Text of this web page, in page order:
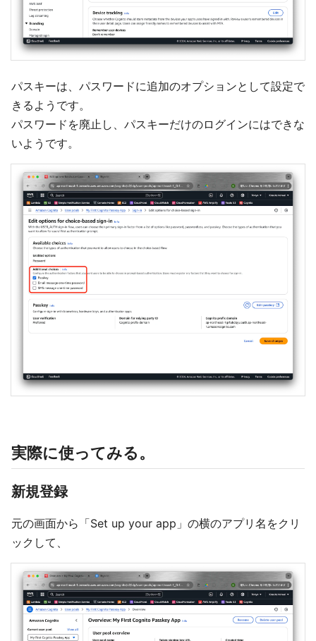
パスキーは、パスワードに追加のオプションとして設定で
きるようです。
パスワードを廃止し、パスキーだけのログインにはできな
いようです。
実際に使ってみる。
新規登録
元の画面から「Set up your app」の横のアプリ名をクリ
ックして、